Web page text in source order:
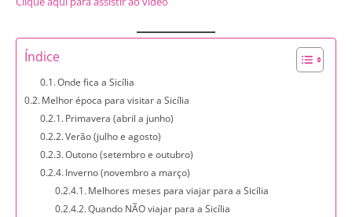
Índice
Onde fica a Sicília
Melhor época para visitar a Sicília
Primavera (abril a junho)
Verão (julho e agosto)
Outono (setembro e outubro)
Inverno (novembro a março)
Melhores meses para viajar para a Sicília
Quando NÃO viajar para a Sicília